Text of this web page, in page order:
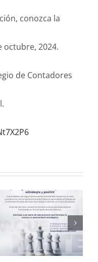
conozca la
octubre, 2024.
de Contadores
CCPCR
Informa